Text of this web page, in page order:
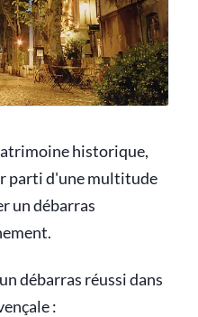
historique,
parti d'une multitude
un débarras
débarras réussi dans
: